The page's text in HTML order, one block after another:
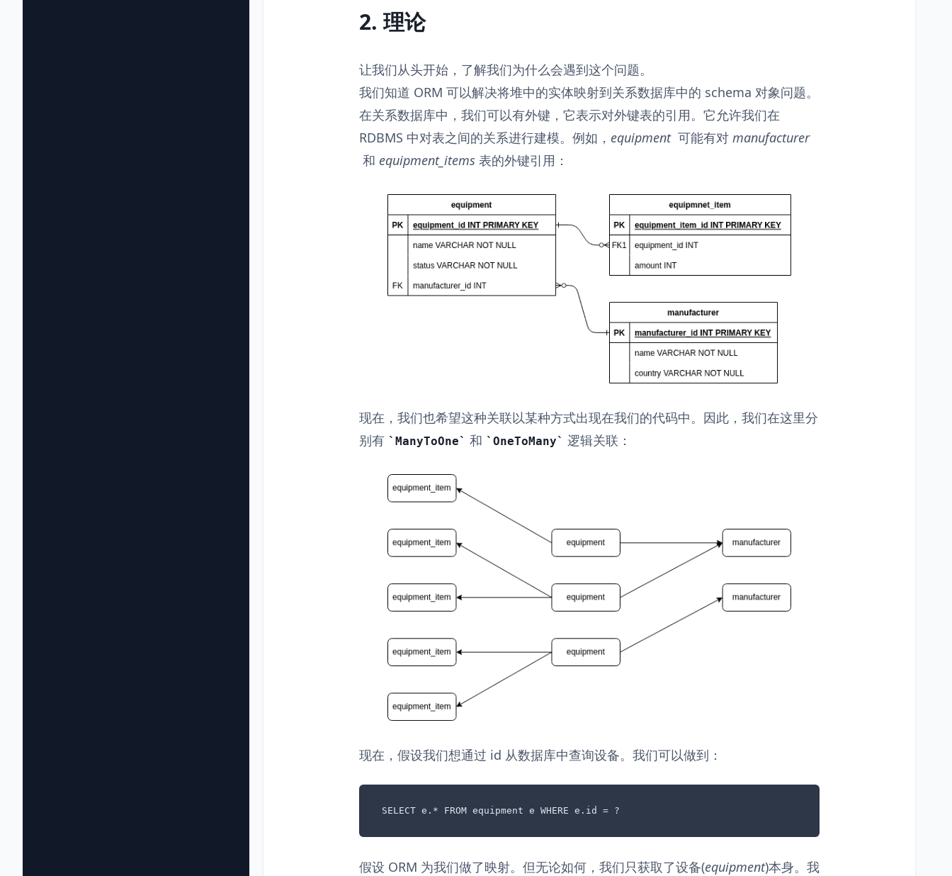
2. 理论
让我们从头开始，了解我们为什么会遇到这个问题。
我们知道 ORM 可以解决将堆中的实体映射到关系数据库中的 schema 对象问题。
在关系数据库中，我们可以有外键，它表示对外键表的引用。它允许我们在
RDBMS 中对表之间的关系进行建模。例如， equipment可能有对 manufacturer
和 equipment_items 表的外键引用：
现在，我们也希望这种关联以某种方式出现在我们的代码中。因此，我们在这里分
别有
ManyToOne 和 OneToMany 逻辑关联：
现在，假设我们想通过 id 从数据库中查询设备。我们可以做到：
SELECT e.* FROM equipment e WHERE e.id = ?
假设 ORM 为我们做了映射。但无论如何，我们只获取了设备(equipment)本身。我